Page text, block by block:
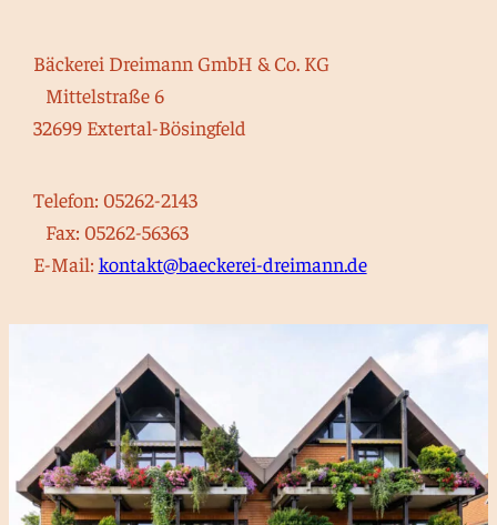
Bäckerei Dreimann GmbH & Co. KG
Mittelstraße 6
32699 Extertal-Bösingfeld
Telefon: 05262-2143
Fax: 05262-56363
E-Mail: kontakt@baeckerei-dreimann.de